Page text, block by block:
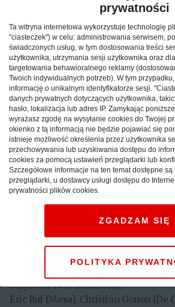
Dejan Angelow (słudzy Don Juana),
(kontrabasista)
Kim jest dziś Don Juan (inicjały: DJ)?
wyzwanie, rzucane przez niego
się obawiać Posągu Komandora?
bułgarski Aleksander Morfow, autor
Polsce przedstawień
arcydziele Moliera odpowiedzi na te
spektakle na Spotkaniu Teatrów
23, 24 października, godz. 19.00
Teatr Narodowy, sala Bogusławskiego
Spektakl grany w języku bułgarskim
Paul Claudel
reżyseria Yves Beaunesne
Éric Ruf (Mesa), Christian Gonon (De
prywatności
Ta witryna internetowa wykorzystuje technologię
"ciasteczek") w celu: administrowania serwisem,
świadczonych usług, w tym dostosowania treści
użytkownika, utrzymania sesji użytkownika oraz
targetowania behawioralnego reklamy
Twoich indywidualnych potrzeb). W tym
informację o unikalnym identyfikatorze sesji.
danych prywatnych dotyczących użytkownika,
hasło, lokalizacja lub adres IP. Zamykając
wyrażasz zgodę na wysyłanie cookies do Twojej
okienko z tą informacją nie będzie pojawiać się
istnieje możliwość określenia przez użytkownika
przechowywania lub uzyskiwania dostępu do
cookies za pomocą ustawień przeglądarki lub
Szczegółowe informacje na ten temat dostępne
przeglądarki, u dostawcy usługi dostępu do
prywatności plików cookies.
POLITYKA
ZGADZAM SIĘ